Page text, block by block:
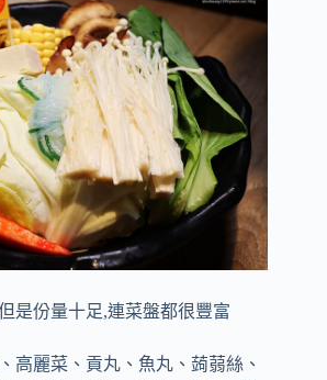
是份量十足,連菜盤都很豐富
高麗菜、貢丸、魚丸、蒟蒻絲、